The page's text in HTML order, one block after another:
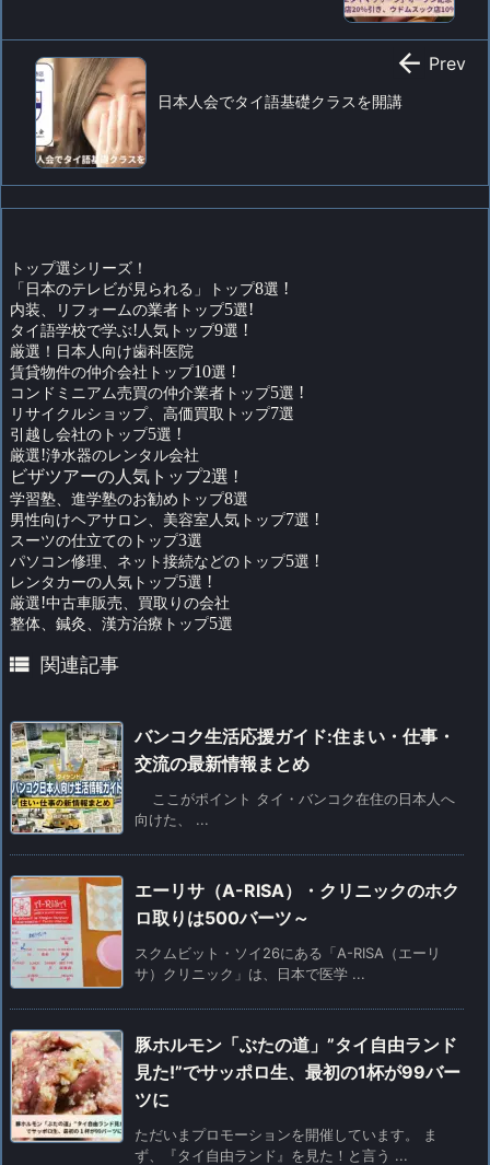
日本人会でタイ語基礎クラスを開講
 Prev
トップ選シリーズ！
「日本のテレビが見られる」トップ8選 !
内装、リフォームの業者トップ5選!
タイ語学校で学ぶ! 人気トップ9選 !
厳選！日本人向け歯科医院
賃貸物件の仲介会社トップ10選 !
コンドミニアム売買の仲介業者トップ5選 !
リサイクルショップ、高価買取トップ7選
引越し会社のトップ5選 !
厳選!浄水器のレンタル会社
ビザツアーの人気トップ2選 !
学習塾、進学塾のお勧めトップ8選
男性向けヘアサロン、美容室人気トップ7選 !
スーツの仕立てのトップ3選
パソコン修理、ネット接続などのトップ5選 !
レンタカーの人気トップ5選 !
厳選!中古車販売、買取りの会社
整体、鍼灸、漢方治療トップ5選
 関連記事
バンコク生活応援ガイド:住まい・仕事・
交流の最新情報まとめ
ここがポイント タイ・バンコク在住の日本人へ
向けた、 ...
エーリサ（A-RISA）・クリニックのホク
ロ取りは500バーツ～
スクムビット・ソイ26にある「A-RISA（エーリ
サ）クリニック」は、日本で医学 ...
豚ホルモン「ぶたの道」”タイ自由ランド
見た!”でサッポロ生、最初の1杯が99バー
ツに
ただいまプロモーションを開催しています。 ま
ず、『タイ自由ランド』を見た！と言う ...